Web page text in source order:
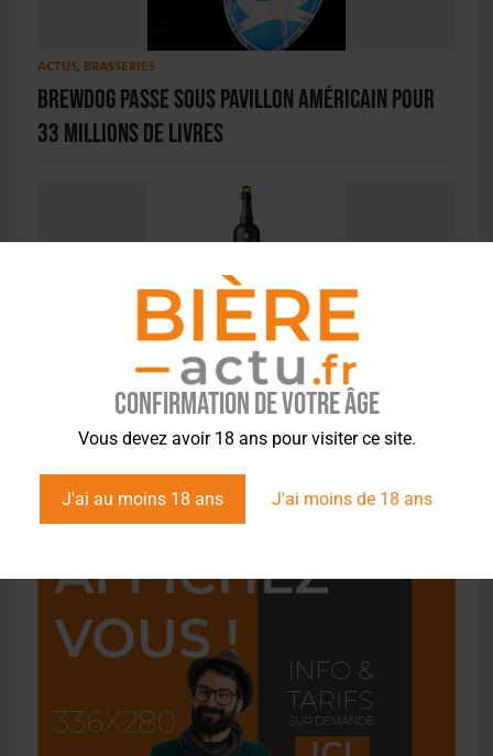
Confirmation de votre âge
Vous devez avoir 18 ans pour visiter ce site.
J'ai au moins 18 ans J'ai moins de 18 ans
ACTUS, BRASSERIES
BrewDog passe sous pavillon américain pour
33 millions de livres
BRASSERIES
Castelain tente de sauver 300 HL en créant
une bière solidaire. Un tiers du stock déjà